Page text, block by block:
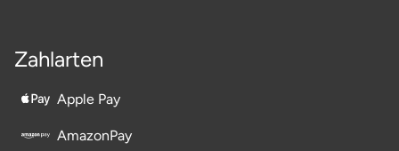
Zahlarten
Apple Pay
AmazonPay
Neckarsulm